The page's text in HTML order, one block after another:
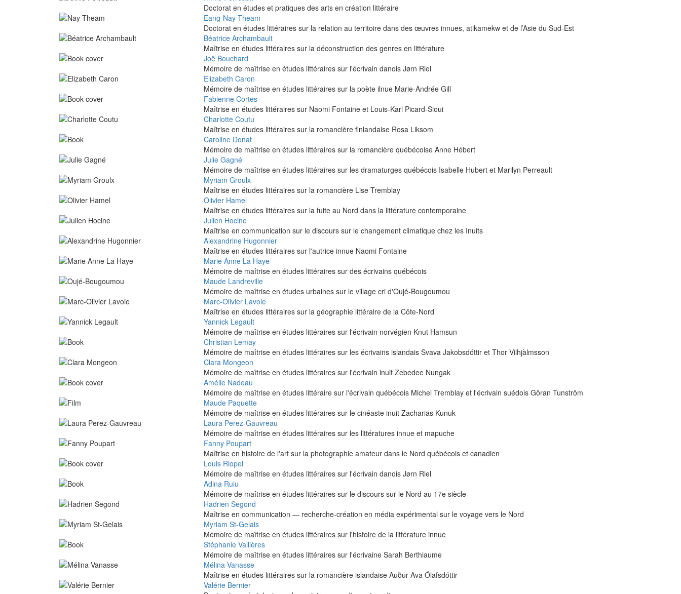
Doctorat en études et pratiques des arts en création littéraire
Eang-Nay Theam
Doctorat en études littéraires sur la relation au territoire dans des œuvres innues, atikamekw et de l’Asie du Sud-Est
Béatrice Archambault
Maîtrise en études littéraires sur la déconstruction des genres en littérature
Joë Bouchard
Mémoire de maîtrise en études littéraires sur l'écrivain danois Jørn Riel
Elizabeth Caron
Mémoire de maîtrise en études littéraires sur la poète ilnue Marie-Andrée Gill
Fabienne Cortes
Maîtrise en études littéraires sur Naomi Fontaine et Louis-Karl Picard-Sioui
Charlotte Coutu
Maîtrise en études littéraires sur la romancière finlandaise Rosa Liksom
Caroline Donat
Mémoire de maîtrise en études littéraires sur la romancière québécoise Anne Hébert
Julie Gagné
Mémoire de maîtrise en études littéraires sur les dramaturges québécois Isabelle Hubert et Marilyn Perreault
Myriam Groulx
Maîtrise en études littéraires sur la romancière Lise Tremblay
Olivier Hamel
Maîtrise en études littéraires sur la fuite au Nord dans la littérature contemporaine
Julien Hocine
Maîtrise en communication sur le discours sur le changement climatique chez les Inuits
Alexandrine Hugonnier
Maîtrise en études littéraires sur l'autrice innue Naomi Fontaine
Marie Anne La Haye
Mémoire de maîtrise en études littéraires sur des écrivains québécois
Maude Landreville
Mémoire de maîtrise en études urbaines sur le village cri d'Oujé-Bougoumou
Marc-Olivier Lavoie
Maîtrise en études littéraires sur la géographie littéraire de la Côte-Nord
Yannick Legault
Mémoire de maîtrise en études littéraires sur l'écrivain norvégien Knut Hamsun
Christian Lemay
Mémoire de maîtrise en études littéraires sur les écrivains islandais Svava Jakobsdóttir et Thor Vilhjàlmsson
Clara Mongeon
Mémoire de maîtrise en études littéraires sur l'écrivain inuit Zebedee Nungak
Amélie Nadeau
Mémoire de maîtrise en études littéraire sur l'écrivain québécois Michel Tremblay et l'écrivain suédois Göran Tunström
Maude Paquette
Mémoire de maîtrise en études littéraires sur le cinéaste inuit Zacharias Kunuk
Laura Perez-Gauvreau
Mémoire de maîtrise en études littéraires sur les littératures innue et mapuche
Fanny Poupart
Maîtrise en histoire de l'art sur la photographie amateur dans le Nord québécois et canadien
Louis Riopel
Mémoire de maîtrise en études littéraires sur l'écrivain danois Jørn Riel
Adina Ruiu
Mémoire de maîtrise en études littéraires sur le discours sur le Nord au 17e siècle
Hadrien Segond
Maîtrise en communication — recherche-création en média expérimental sur le voyage vers le Nord
Myriam St-Gelais
Mémoire de maîtrise en études littéraires sur l'histoire de la littérature innue
Stéphanie Vallières
Mémoire de maîtrise en études littéraires sur l'écrivaine Sarah Berthiaume
Mélina Vanasse
Maîtrise en études littéraires sur la romancière islandaise Auður Ava Ólafsdóttir
Valérie Bernier